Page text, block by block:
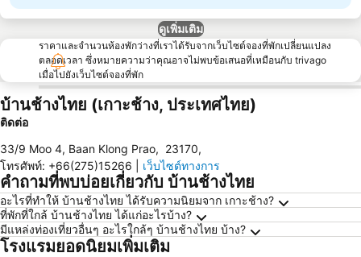
ดูเพิ่มเติม
ราคาและจำนวนห้องพักว่างที่เราได้รับจากเว็บไซต์จองที่พักเปลี่ยนแปลง
ตลอดเวลา ซึ่งหมายความว่าคุณอาจไม่พบข้อเสนอที่เหมือนกับ trivago
เมื่อไปยังเว็บไซต์จองที่พัก
บ้านช้างไทย (เกาะช้าง, ประเทศไทย)
ติดต่อ
33/9 Moo 4, Baan Klong Prao, 23170,
โทรศัพท์: +66(275)15266 เว็บไซต์ทางการ
คำถามที่พบบ่อยเกี่ยวกับ บ้านช้างไทย
อะไรที่ทำให้ บ้านช้างไทย ได้รับความนิยมจาก เกาะช้าง?
ที่พักที่ใกล้ บ้านช้างไทย ได้แก่อะไรบ้าง?
มีแหล่งท่องเที่ยวอื่นๆ อะไรใกล้ๆ บ้านช้างไทย บ้าง?
โรงแรมยอดนิยมเพิ่มเติม